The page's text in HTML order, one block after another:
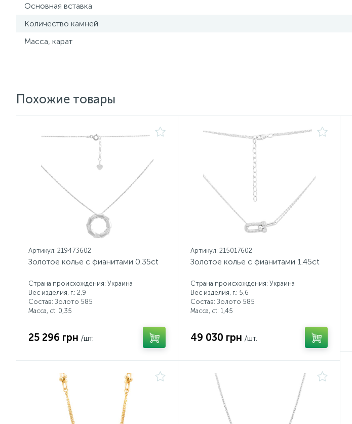
Основная вставка
Количество камней
Масса, карат
Похожие товары
Артикул: 219473602
Золотое колье с фианитами 0.35ct
Страна происхождения: Украина
Вес изделия, г.: 2,9
Состав: Золото 585
Масса, ct: 0,35
25 296 грн /шт.
Артикул: 215017602
Золотое колье с фианитами 1.45ct
Страна происхождения: Украина
Вес изделия, г.: 5,6
Состав: Золото 585
Масса, ct: 1,45
49 030 грн /шт.